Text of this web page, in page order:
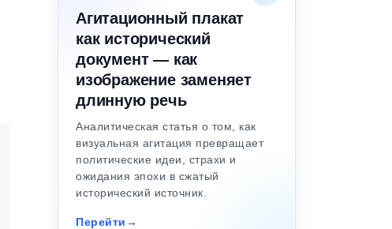
Агитационный плакат
как исторический
документ — как
изображение заменяет
длинную речь
Аналитическая статья о том, как
визуальная агитация превращает
политические идеи, страхи и
ожидания эпохи в сжатый
исторический источник.
Перейти